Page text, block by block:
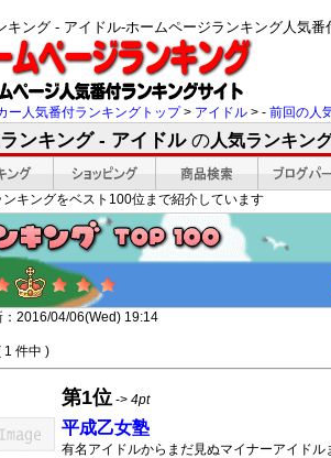
キング - アイドル-ホームページランキング人気番
ー人気番付ランキングトップ> アイドル > - 前回の人
ンキング - アイドルの人気ランキン
ンキングをベスト100位まで紹介しています
：2016/04/06(Wed) 19:14
件中 )
第1位 -> 4pt
平成乙女塾
有名アイドルからまだ見ぬマイナーアイドル